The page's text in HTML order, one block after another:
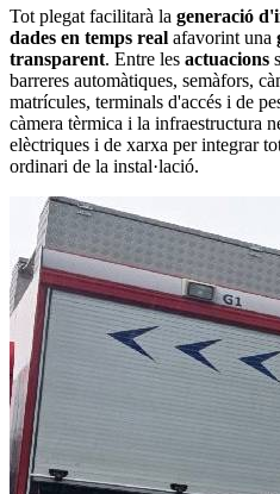
Tot plegat facilitarà la generació
dades en temps real afavorint una
transparent. Entre les actuacions
barreres automàtiques, semàfors,
matrícules, terminals d'accés i de
càmera tèrmica i la infraestructura
elèctriques i de xarxa per integrar
ordinari de la instal·lació.